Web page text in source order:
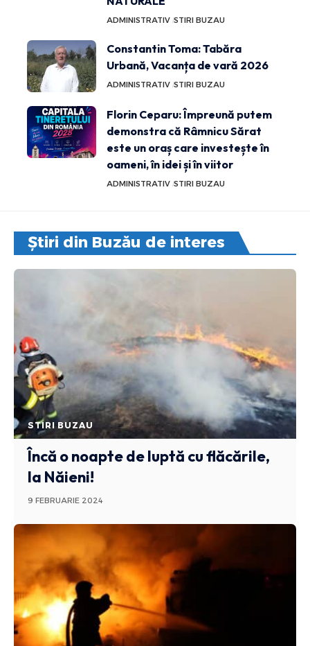
ADMINISTRATIV STIRI BUZAU
Constantin Toma: Tabăra
Urbană, Vacanța de vară 2026
ADMINISTRATIV STIRI BUZAU
Florin Ceparu: Împreună putem
demonstra că Râmnicu Sărat
este un oraș care investește în
oameni, în idei și în viitor
ADMINISTRATIV STIRI BUZAU
Știri din Buzău de interes
STIRI BUZAU
Încă o noapte de luptă cu flăcările,
la Năieni!
9 FEBRUARIE 2024